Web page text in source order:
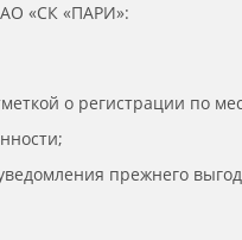
«СК «ПАРИ»:
о регистрации по
прежнего